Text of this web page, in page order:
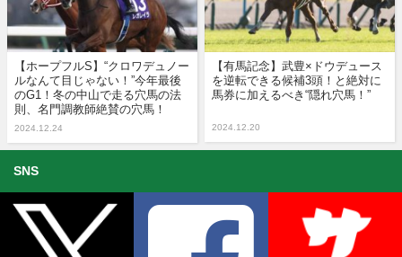
【ホープフルS】“クロワデュノー
ルなんて目じゃない！”今年最後
のG1！冬の中山で走る穴馬の法
則、名門調教師絶賛の穴馬！
2024.12.24
【有馬記念】武豊×ドウデュース
を逆転できる候補3頭！と絶対に
馬券に加えるべき“隠れ穴馬！”
2024.12.20
SNS